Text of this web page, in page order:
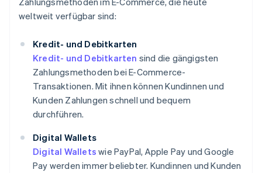
weltweit verfügbar sind:
Kredit- und Debitkarten
Kredit- und Debitkarten sind die gängigsten
Zahlungsmethoden bei E-Commerce-
Transaktionen. Mit ihnen können Kundinnen und
Kunden Zahlungen schnell und bequem
durchführen.
Digital Wallets
Digital Wallets wie PayPal, Apple Pay und Google
Pay werden immer beliebter. Kundinnen und Kunden